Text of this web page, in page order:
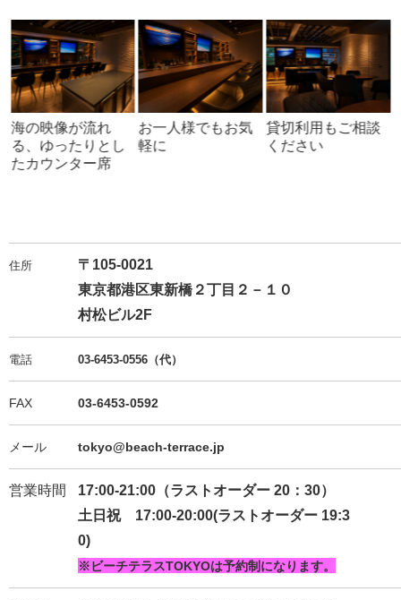
海の映像が流れ
る、ゆったりとし
たカウンター席
お一人様でもお気
軽に
貸切利用もご相談
ください
住所
〒105-0021
東京都港区東新橋２丁目２－１０
村松ビル2F
電話 03-6453-0556（代）
FAX 03-6453-0592
メール tokyo@beach-terrace.jp
営業時間
17:00-21:00（ラストオーダー 20：30）
土日祝 17:00-20:00(ラストオーダー 19:3
0)
※ビーチテラスTOKYOは予約制になります。